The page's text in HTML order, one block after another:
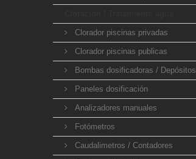
Clorador piscinas privadas
Clorador piscinas publicas
Bombas dosificadoras / Depósitos
Paneles dosificación
Analizadores manuales
Fotómetros
Caudalimetros / Contadores